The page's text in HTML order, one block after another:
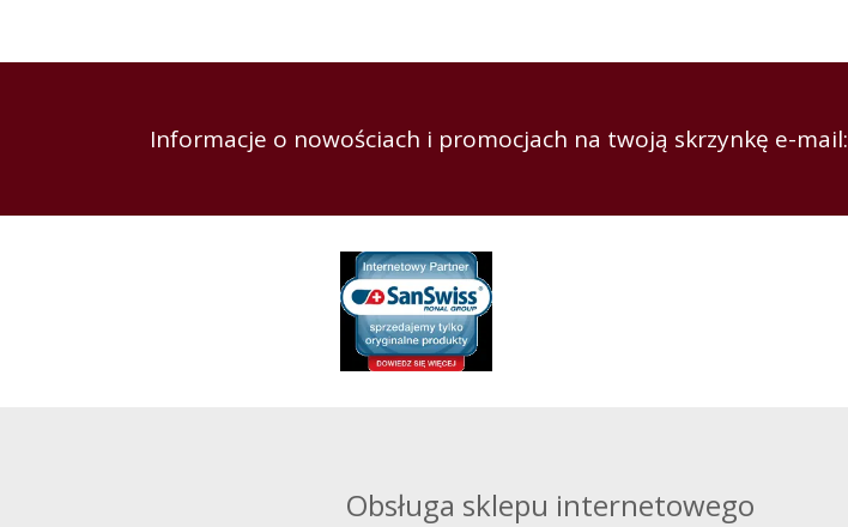
Informacje o nowościach i promocjach na twoją skrzynkę e-mail:
Obsługa sklepu internetowego